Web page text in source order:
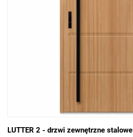
LUTTER 2 - drzwi zewnętrzne stalowe